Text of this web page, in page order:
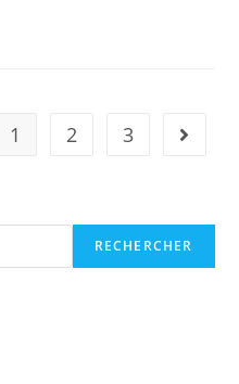
1 2 3 Aller à
RECHERCHER